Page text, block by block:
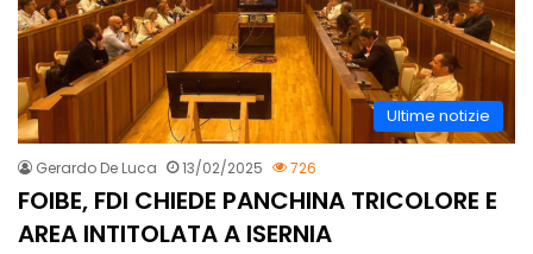
Ultime notizie
Gerardo De Luca 13/02/2025 726
FOIBE, FDI CHIEDE PANCHINA TRICOLORE E
AREA INTITOLATA A ISERNIA